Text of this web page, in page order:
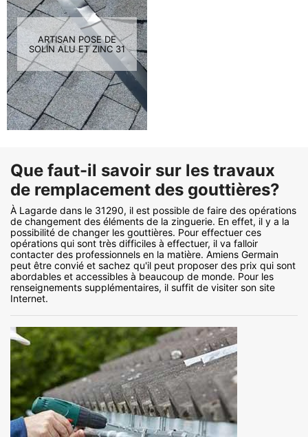
ARTISAN POSE DE
SOLIN ALU ET ZINC 31
Que faut-il savoir sur les travaux
de remplacement des gouttières?
À Lagarde dans le 31290, il est possible de faire des opérations
de changement des éléments de la zinguerie. En effet, il y a la
possibilité de changer les gouttières. Pour effectuer ces
opérations qui sont très difficiles à effectuer, il va falloir
contacter des professionnels en la matière. Amiens Germain
peut être convié et sachez qu'il peut proposer des prix qui sont
abordables et accessibles à beaucoup de monde. Pour les
renseignements supplémentaires, il suffit de visiter son site
Internet.